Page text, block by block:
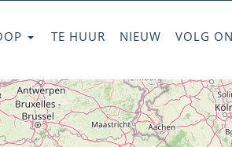
TE HUUR NIEUW VOLG